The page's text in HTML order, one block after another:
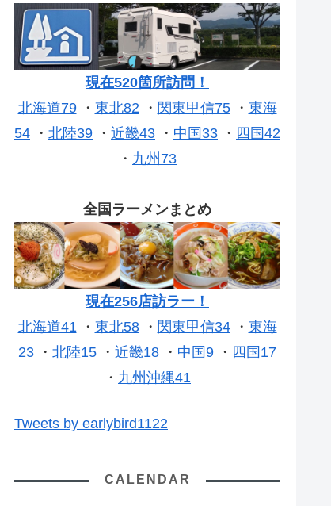
現在520箇所訪問！
北海道79・ 東北82・ 関東甲信75・ 東海
54 ・ 北陸39 ・ 近畿43 ・ 中国33 ・ 四国42
・ 九州73
全国ラーメンまとめ
現在256店訪ラー！
北海道41・ 東北58・ 関東甲信34・ 東海
23 ・ 北陸15 ・ 近畿18 ・ 中国9 ・ 四国17
・ 九州沖縄41
Tweets by earlybird1122
CALENDAR